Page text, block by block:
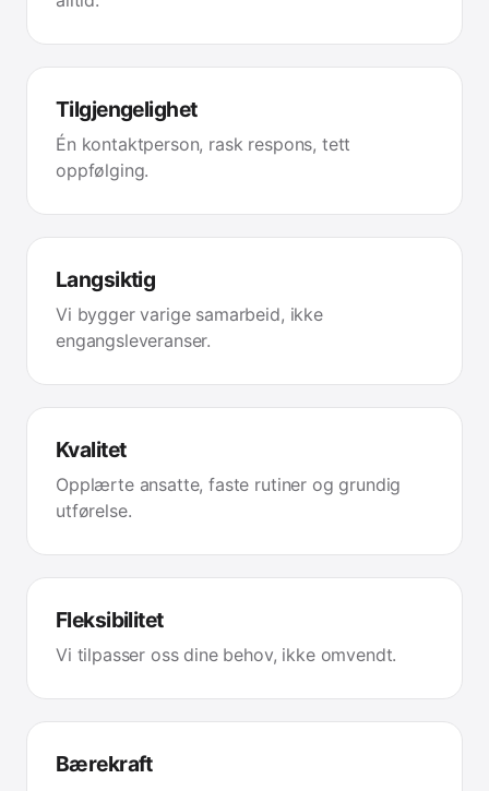
Tilgjengelighet
Én kontaktperson, rask respons, tett
oppfølging.
Langsiktig
Vi bygger varige samarbeid, ikke
engangsleveranser.
Kvalitet
Opplærte ansatte, faste rutiner og grundig
utførelse.
Fleksibilitet
Vi tilpasser oss dine behov, ikke omvendt.
Bærekraft